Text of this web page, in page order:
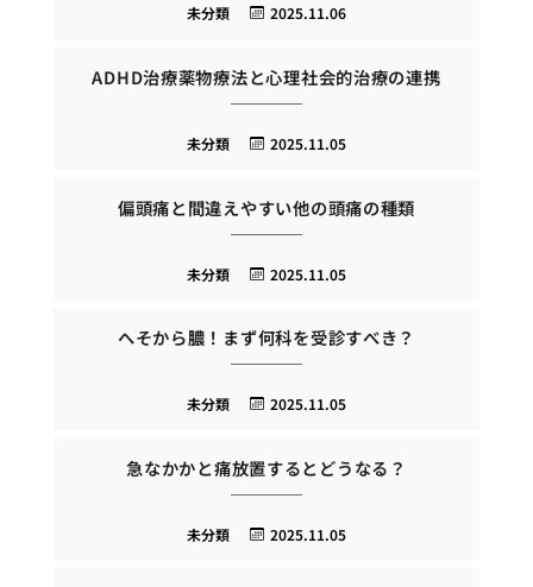
2025.11.06
未分類
ADHD治療薬物療法と心理社会的治療の連携
2025.11.05
未分類
偏頭痛と間違えやすい他の頭痛の種類
2025.11.05
未分類
へそから膿！まず何科を受診すべき？
2025.11.05
未分類
急なかかと痛放置するとどうなる？
2025.11.05
未分類